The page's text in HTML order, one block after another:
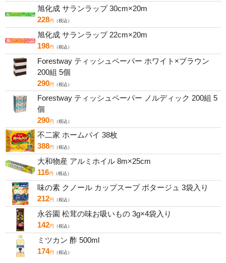
旭化成 サランラップ 30cm×20m
228円 （税込）
旭化成 サランラップ 22cm×20m
198円 （税込）
Forestway ティッシュペーパー ホワイト×ブラウン
200組 5個
290円 （税込）
Forestway ティッシュペーパー ノルディック 200組 5
個
290円 （税込）
不二家 ホームパイ 38枚
388円 （税込）
大和物産 アルミホイル 8m×25cm
116円 （税込）
味の素 クノール カップスープ ポタージュ 3袋入り
212円 （税込）
永谷園 松茸の味お吸いもの 3g×4袋入り
142円 （税込）
ミツカン 酢 500ml
174円 （税込）